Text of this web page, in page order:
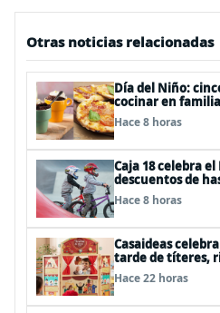
Otras noticias relacionadas
Día del Niño:
cocinar en familia
Hace 8 horas
Caja 18 celebra
descuentos de
panoramas, cine,
Hace 8 horas
Casaideas
tarde de títeres,
Plaza Vespucio
Hace 22 horas